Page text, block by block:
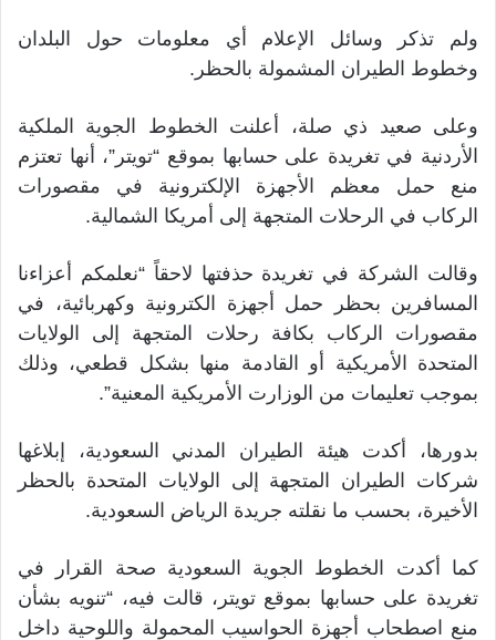
ولم تذكر وسائل الإعلام أي معلومات حول البلدان
وخطوط الطيران المشمولة بالحظر.
وعلى صعيد ذي صلة، أعلنت الخطوط الجوية الملكية
الأردنية في تغريدة على حسابها بموقع “تويتر”، أنها تعتزم
منع حمل معظم الأجهزة الإلكترونية في مقصورات
الركاب في الرحلات المتجهة إلى أمريكا الشمالية.
وقالت الشركة في تغريدة حذفتها لاحقاً “نعلمكم أعزاءنا
المسافرين بحظر حمل أجهزة الكترونية وكهربائية، في
مقصورات الركاب بكافة رحلات المتجهة إلى الولايات
المتحدة الأمريكية أو القادمة منها بشكل قطعي، وذلك
بموجب تعليمات من الوزارت الأمريكية المعنية”.
بدورها، أكدت هيئة الطيران المدني السعودية، إبلاغها
شركات الطيران المتجهة إلى الولايات المتحدة بالحظر
الأخيرة، بحسب ما نقلته جريدة الرياض السعودية.
كما أكدت الخطوط الجوية السعودية صحة القرار في
تغريدة على حسابها بموقع تويتر، قالت فيه، “تنويه بشأن
منع اصطحاب أجهزة الحواسيب المحمولة واللوحية داخل